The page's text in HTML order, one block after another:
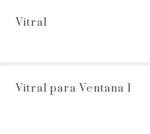
Vitral
Vitral para Ventana 1